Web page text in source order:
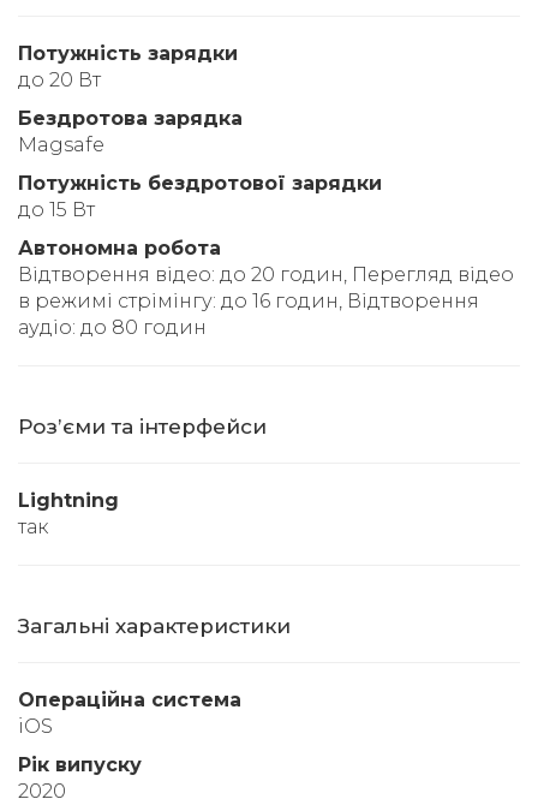
Потужність зарядки
до 20 Вт
Бездротова зарядка
Magsafe
Потужність бездротової зарядки
до 15 Вт
Автономна робота
Відтворення відео: до 20 годин, Перегляд відео
в режимі стрімінгу: до 16 годин, Відтворення
аудіо: до 80 годин
Розʼєми та інтерфейси
Lightning
так
Загальні характеристики
Операційна система
iOS
Рік випуску
2020